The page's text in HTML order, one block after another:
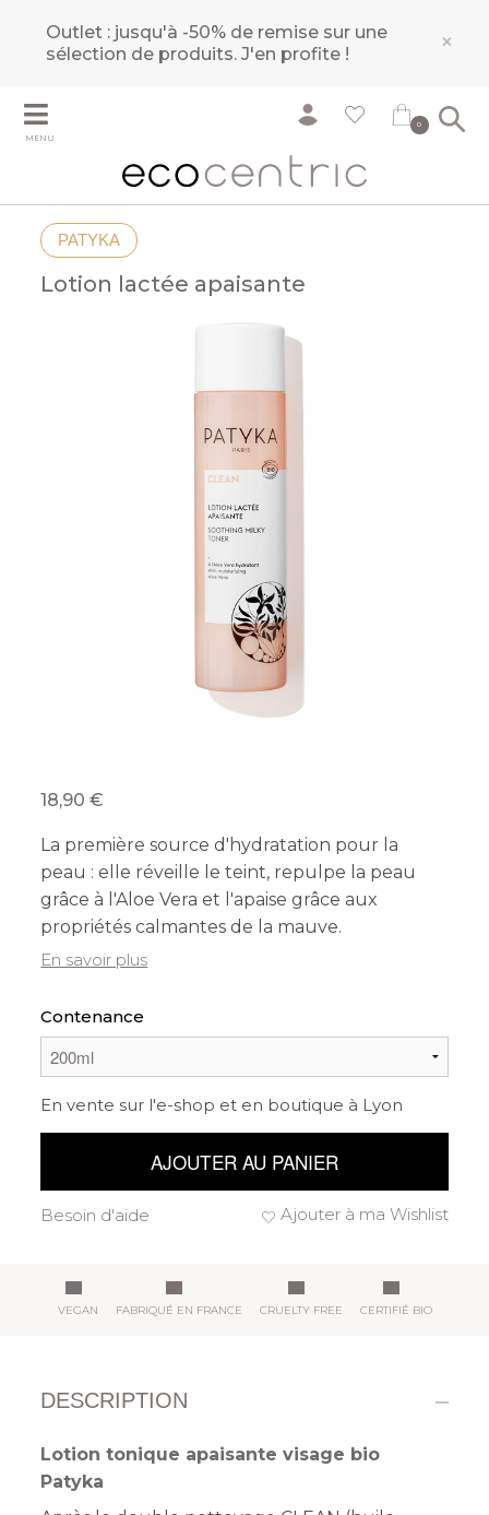
Outlet : jusqu'à -50% de remise sur une
sélection de produits.J'en profite ! ×
MENU
0
PATYKA
Lotion lactée apaisante
18,90
La première source d'hydratation pour la
peau : elle réveille le teint, repulpe la peau
grâce à l'Aloe Vera et l'apaise grâce aux
propriétés calmantes de la mauve.
En savoir plus
Contenance
En vente sur l'e-shop et en boutique à Lyon
AJOUTER AU PANIER
Ajouter à ma Wishlist
Besoin d'aide
VEGAN FABRIQUÉ EN FRANCE CRUELTY FREE CERTIFIÉ BIO
DESCRIPTION
Lotion tonique apaisante visage bio
Patyka